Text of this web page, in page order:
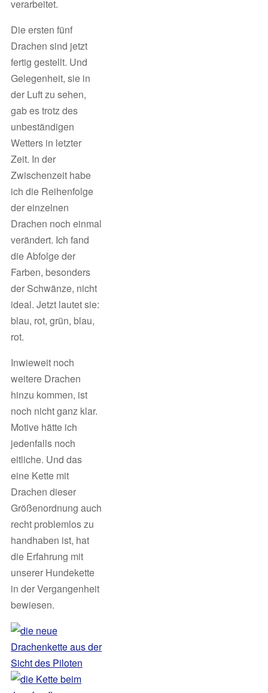
verarbeitet.
Die ersten fünf
Drachen sind jetzt
fertig gestellt. Und
Gelegenheit, sie in
der Luft zu sehen,
gab es trotz des
unbeständigen
Wetters in letzter
Zeit. In der
Zwischenzeit habe
ich die Reihenfolge
der einzelnen
Drachen noch einmal
verändert. Ich fand
die Abfolge der
Farben, besonders
der Schwänze, nicht
ideal. Jetzt lautet sie:
blau, rot, grün, blau,
rot.
Inwieweit noch
weitere Drachen
hinzu kommen, ist
noch nicht ganz klar.
Motive hätte ich
jedenfalls noch
eitliche. Und das
eine Kette mit
Drachen dieser
Größenordnung auch
recht problemlos zu
handhaben ist, hat
die Erfahrung mit
unserer Hundekette
in der Vergangenheit
bewiesen.